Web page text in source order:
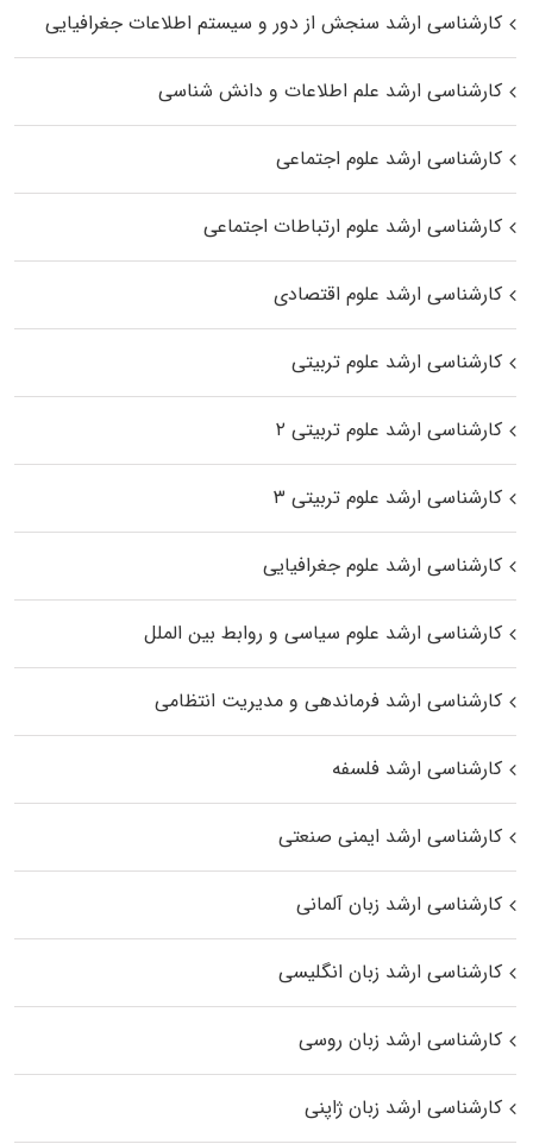
کارشناسی ارشد سنجش از دور و سیستم اطلاعات جغرافیایی
کارشناسی ارشد علم اطلاعات و دانش شناسی
کارشناسی ارشد علوم اجتماعی
کارشناسی ارشد علوم ارتباطات اجتماعی
کارشناسی ارشد علوم اقتصادی
کارشناسی ارشد علوم تربیتی
کارشناسی ارشد علوم تربیتی ۲
کارشناسی ارشد علوم تربیتی ۳
کارشناسی ارشد علوم جغرافیایی
کارشناسی ارشد علوم سیاسی و روابط بین الملل
کارشناسی ارشد فرماندهی و مدیریت انتظامی
کارشناسی ارشد فلسفه
کارشناسی ارشد ایمنی صنعتی
کارشناسی ارشد زبان آلمانی
کارشناسی ارشد زبان انگلیسی
کارشناسی ارشد زبان روسی
کارشناسی ارشد زبان ژاپنی